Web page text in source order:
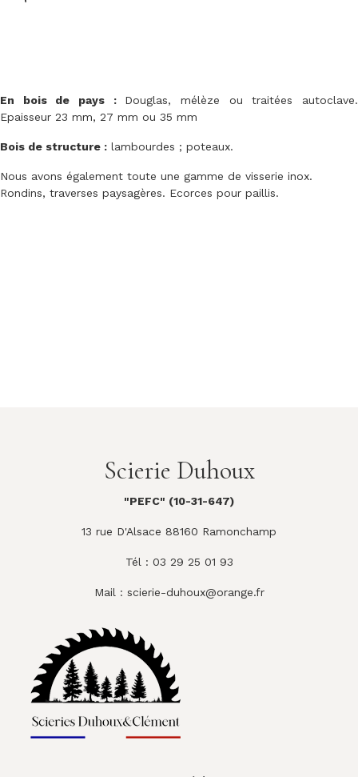
En bois de pays : Douglas, mélèze ou traitées autoclave.
Epaisseur 23 mm, 27 mm ou 35 mm
Bois de structure : lambourdes ; poteaux.
Nous avons également toute une gamme de visserie inox.
Rondins, traverses paysagères. Ecorces pour paillis.
Scierie Duhoux
"PEFC" (10-31-647)
13 rue D'Alsace 88160 Ramonchamp
Tél : 03 29 25 01 93
Mail : scierie-duhoux@orange.fr